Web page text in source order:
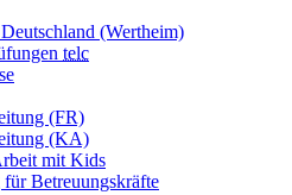
(Wertheim)
telc
(FR)
(KA)
mit Kids
Betreuungskräfte